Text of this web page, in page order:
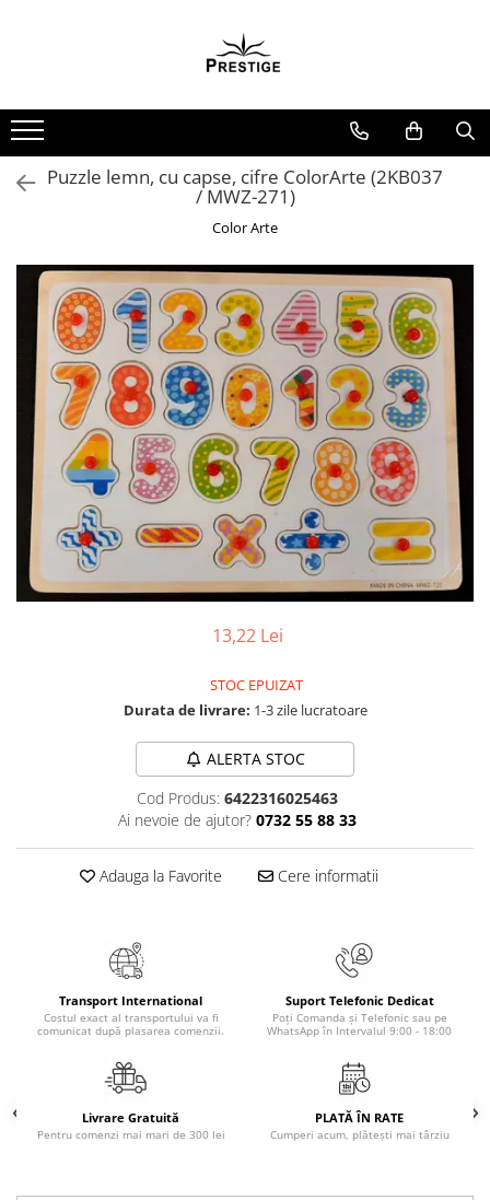
Noutati
Promotii
Pachete Speciale Carti
Spiritualitate - Ezoterism
Arte Divinatorii
Astrologie
Chiromantie
Dezvoltare Spirituala
KidConnection
Minte Corp
New Illuminati Files
Numerologie
Paranormal
Parapsihologie
Ramtha
Vindecare Spirituala
Gastronomik
Masaj
MedConnect
Medicina & Farmacie
Medicina Pentru Toti
SealfHealing
Puzzle lemn, cu capse, cifre ColorArte (2KB037
/ MWZ-271)
Color Arte
13,22 Lei
STOC EPUIZAT
Durata de livrare: 1-3 zile lucratoare
ALERTA STOC
Cod Produs: 6422316025463
Ai nevoie de ajutor? 0732 55 88 33
Adauga la Favorite Cere informatii
Transport International
Costul exact al transportului va fi
comunicat după plasarea comenzii.
Suport Telefonic Dedicat
Poți Comanda și Telefonic sau pe
WhatsApp în Intervalul 9:00 - 18:00
Livrare Gratuită
Pentru comenzi mai mari de 300 lei
PLATĂ ÎN RATE
Cumperi acum, plătești mai târziu